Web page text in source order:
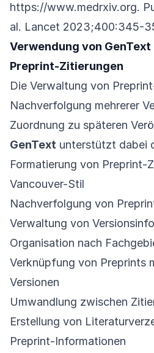
https://www.medrxiv.org.
al. Lancet 2023;400:345-
Verwendung von
Preprint-Zitierungen
Die Verwaltung von
Nachverfolgung mehrerer
Zuordnung zu späteren
GenText unterstützt dabei
Formatierung von Preprint-
Vancouver-Stil
Nachverfolgung von
Verwaltung von
Organisation nach
Verknüpfung von Preprints
Versionen
Umwandlung zwischen
Erstellung von
Preprint-Informationen